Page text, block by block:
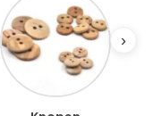
›